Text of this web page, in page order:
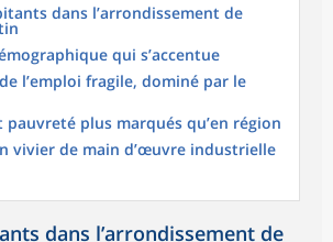
dans l’arrondissement de
qui s’accentue
l’emploi fragile, dominé par le
pauvreté plus marqués qu’en région
vivier de main d’œuvre industrielle
dans l’arrondissement de